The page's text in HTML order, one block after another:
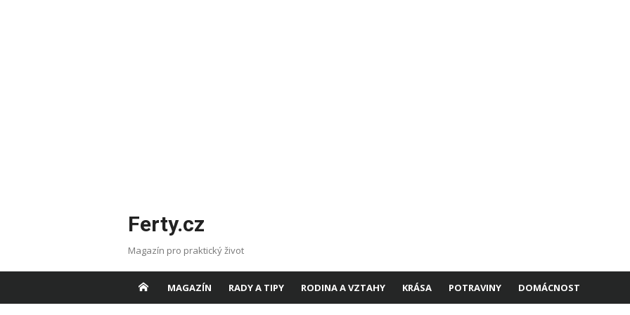
Ferty.cz
Magazín pro praktický život
MAGAZÍN RADY A TIPY RODINA A VZTAHY KRÁSA POTRAVINY DOMÁCNOST